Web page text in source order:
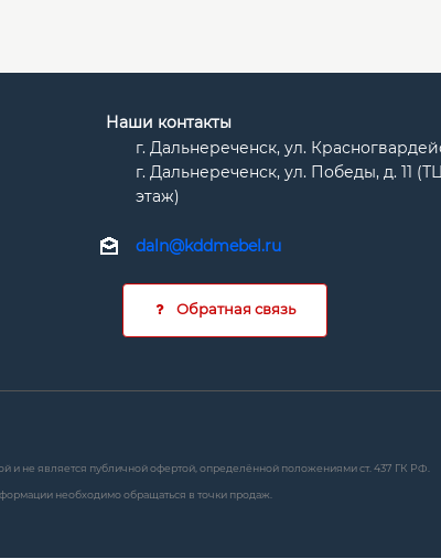
Наши контакты
г. Дальнереченск, ул.
г. Дальнереченск, ул. Победы, д. 11
этаж)
daln@kddmebel.ru
Обратная связь
и не является публичной офертой, определённой положениями ст. 437 ГК РФ.
необходимо обращаться в точки продаж.